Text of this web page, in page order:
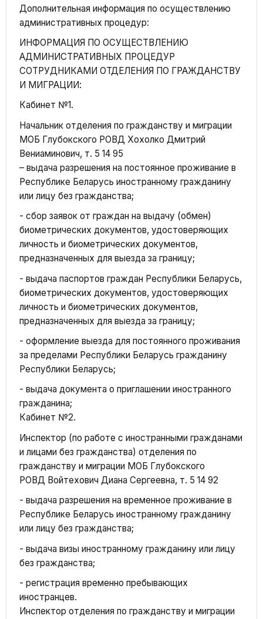
Дополнительная информация по осуществлению
административных процедур:
ИНФОРМАЦИЯ ПО ОСУЩЕСТВЛЕНИЮ
АДМИНИСТРАТИВНЫХ ПРОЦЕДУР
СОТРУДНИКАМИ ОТДЕЛЕНИЯ ПО ГРАЖДАНСТВУ
И МИГРАЦИИ:
Кабинет №1.
Начальник отделения по гражданству и миграции
МОБ Глубокского РОВД Хохолко Дмитрий
Вениаминович, т. 5 14 95
– выдача разрешения на постоянное проживание в
Республике Беларусь иностранному гражданину
или лицу без гражданства;
- сбор заявок от граждан на выдачу (обмен)
биометрических документов, удостоверяющих
личность и биометрических документов,
предназначенных для выезда за границу;
- выдача паспортов граждан Республики Беларусь,
биометрических документов, удостоверяющих
личность и биометрических документов,
предназначенных для выезда за границу;
- оформление выезда для постоянного проживания
за пределами Республики Беларусь гражданину
Республики Беларусь;
- выдача документа о приглашении иностранного
гражданина;
Кабинет №2.
Инспектор (по работе с иностранными гражданами
и лицами без гражданства) отделения по
гражданству и миграции МОБ Глубокского
РОВД Войтехович Диана Сергеевна, т. 5 14 92
- выдача разрешения на временное проживание в
Республике Беларусь иностранному гражданину
или лицу без гражданства;
- выдача визы иностранному гражданину или лицу
без гражданства;
- регистрация временно пребывающих
иностранцев.
Инспектор отделения по гражданству и миграции